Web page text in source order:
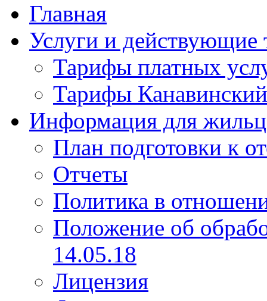
Главная
Услуги и действующие
Тарифы платных
Тарифы
Информация для
План подготовки к
Отчеты
Политика в
Положение об
14.05.18
Лицензия